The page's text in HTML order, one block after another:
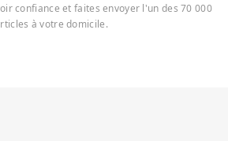
confiance et faites envoyer l'un des 70 000
à votre domicile.